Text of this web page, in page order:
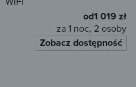
od1 019 zł
za 1 noc, 2 osoby
Zobacz dostępność